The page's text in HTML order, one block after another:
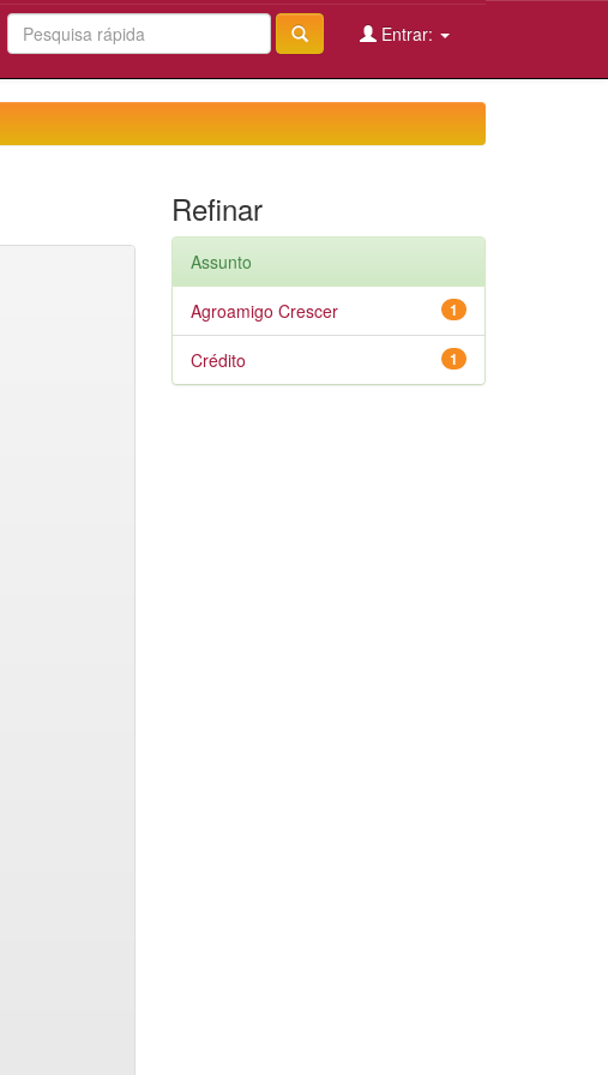
Entrar:
Refinar
Assunto
1
Agroamigo Crescer
1
Crédito